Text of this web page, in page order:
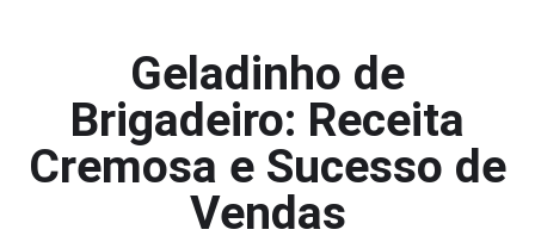
Geladinho de
Brigadeiro: Receita
Cremosa e Sucesso de
Vendas